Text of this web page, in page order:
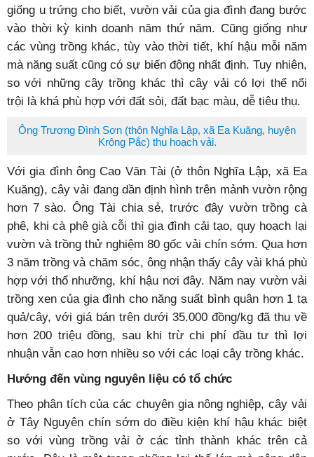
giống u trứng cho biết, vườn vải của gia đình đang bước
vào thời kỳ kinh doanh năm thứ năm. Cũng giống như
các vùng trồng khác, tùy vào thời tiết, khí hậu mỗi năm
mà năng suất cũng có sự biến động nhất định. Tuy nhiên,
so với những cây trồng khác thì cây vải có lợi thế nổi
trội là khá phù hợp với đất sỏi, đất bạc màu, dễ tiêu thụ.
Ông Trương Đình Sơn (thôn Nghĩa Lập, xã Ea Kuăng, huyện
Krông Pắc) thu hoạch vải.
Với gia đình ông Cao Văn Tài (ở thôn Nghĩa Lập, xã Ea
Kuăng), cây vải đang dần định hình trên mảnh vườn rộng
hơn 7 sào. Ông Tài chia sẻ, trước đây vườn trồng cà
phê, khi cà phê già cỗi thì gia đình cải tạo, quy hoạch lại
vườn và trồng thử nghiệm 80 gốc vải chín sớm. Qua hơn
3 năm trồng và chăm sóc, ông nhận thấy cây vải khá phù
hợp với thổ nhưỡng, khí hậu nơi đây. Năm nay vườn vải
trồng xen của gia đình cho năng suất bình quân hơn 1 tạ
quả/cây, với giá bán trên dưới 35.000 đồng/kg đã thu về
hơn 200 triệu đồng, sau khi trừ chi phí đầu tư thì lợi
nhuận vẫn cao hơn nhiều so với các loại cây trồng khác.
Hướng đến vùng nguyên liệu có tổ chức
Theo phân tích của các chuyên gia nông nghiệp, cây vải
ở Tây Nguyên chín sớm do điều kiện khí hậu khác biệt
so với vùng trồng vải ở các tỉnh thành khác trên cả